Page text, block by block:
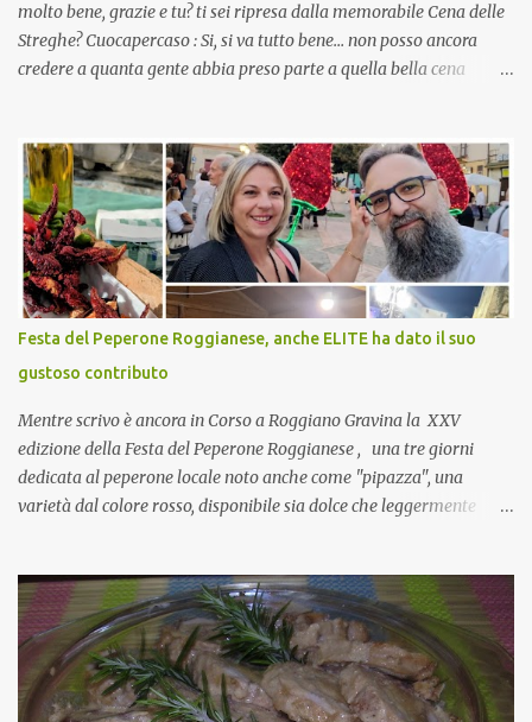
molto bene, grazie e tu? ti sei ripresa dalla memorabile Cena delle
Streghe? Cuocapercaso : Si, si va tutto bene… non posso ancora
credere a quanta gente abbia preso parte a quella bella cena
pranzo, racconta un po'! Perchè io avrò ospiti e cerco degli spunti...
Cuocapercaso : A dire il vero domenica prossima non preparo
nulla perché vado al Pranzo Aziendale di fine anno organizzato dai
mie capi! CoCo : Pranzo aziendale? Una bella idea! Cuocapercaso :
si, è un modo per riunirsi tutti a fine anno e tirare le somme…
naturalmente mangiando tutti insieme, con grande convivialità!
CoCo : è naturale il cibo, come sappiamo bene, funziona spesso da
collante e anche nel lavoro riesce a creare spesso l’ambiente
favorevole per molte belle opportunità, non trovi? Cuocapercaso :
Si, concordo! …addirittura si dice...
Festa del Peperone Roggianese, anche ELITE ha dato il suo
gustoso contributo
Mentre scrivo è ancora in Corso a Roggiano Gravina la XXV
edizione della Festa del Peperone Roggianese , una tre giorni
dedicata al peperone locale noto anche come "pipazza", una
varietà dal colore rosso, disponibile sia dolce che leggermente
(Pat) della Calabria. Un ingrediente versatile in cucina, utilizzato
fresco o essiccato in ricette della tradizione o in piatti innovativi.
Durante la prima serata dell'evento abbiamo avuto prova della
versatilità di questo ingrediente durante il "2° Concorso
Gastronomico di piatti a base di peperone Roggianese" ideato da